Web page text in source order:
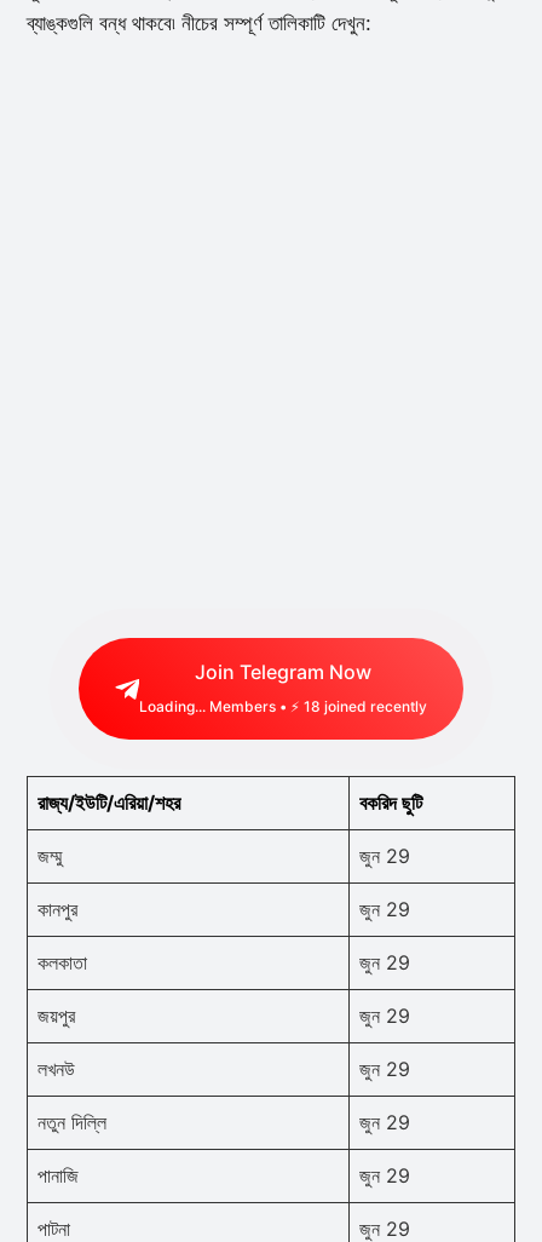
ব্যাঙ্কগুলি বন্ধ থাকবে৷ নীচের সম্পূর্ণ তালিকাটি দেখুন:
Join Telegram Now
Loading... Members • ⚡ 18 joined recently
রাজ্য/ইউটি/এরিয়া/শহর বকরিদ ছুটি
জম্মু জুন 29
কানপুর জুন 29
কলকাতা জুন 29
জয়পুর জুন 29
লখনউ জুন 29
নতুন দিল্লি জুন 29
পানাজি জুন 29
পাটনা জুন 29